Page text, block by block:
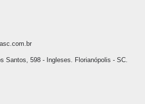
Santos, 598 - Ingleses. Florianópolis - SC.